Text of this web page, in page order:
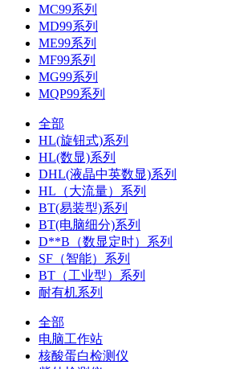
MC99系列
MD99系列
ME99系列
MF99系列
MG99系列
MQP99系列
全部
HL(旋钮式)系列
HL(数显)系列
DHL(液晶中英数显)系列
HL（大流量）系列
BT(易装型)系列
BT(电脑细分)系列
D**B（数显定时）系列
SF（智能）系列
BT（工业型）系列
耐有机系列
全部
电脑工作站
核酸蛋白检测仪